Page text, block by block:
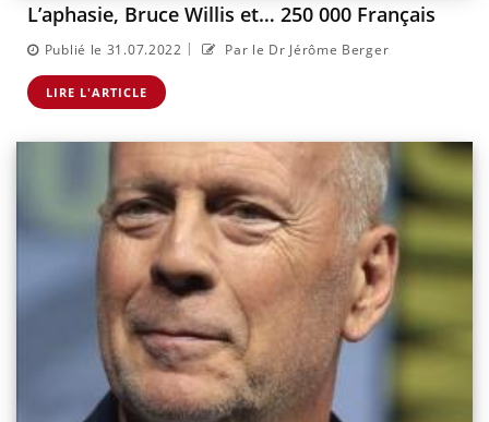
L’aphasie, Bruce Willis et… 250 000 Français
Publié le 31.07.2022 | Par le Dr Jérôme Berger
LIRE L'ARTICLE